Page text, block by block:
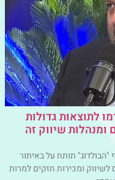
לתוצאות גדולות
שיווק זה
"הבולדוג" תותח על באיתור
ומכירות ​חזקים למרות